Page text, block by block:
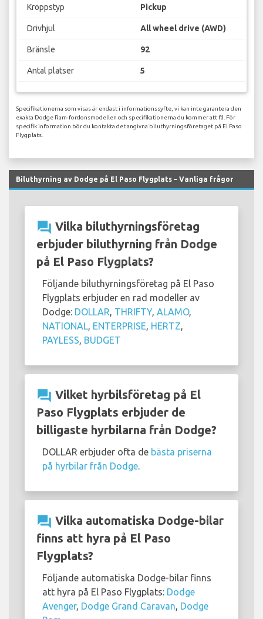
Kroppstyp Pickup
Drivhjul All wheel drive (AWD)
Bränsle 92
Antal platser 5
Specifikationerna som visas är endast i informationssyfte, vi kan inte garantera den
exakta Dodge Ram-fordonsmodellen och specifikationerna du kommer att få. För
specifik information bör du kontakta det angivna biluthyrningsföretaget på El Paso
Flygplats.
Biluthyrning av Dodge på El Paso Flygplats – Vanliga frågor
question_answer Vilka biluthyrningsföretag
erbjuder biluthyrning från Dodge
på El Paso Flygplats?
Följande biluthyrningsföretag på El Paso
Flygplats erbjuder en rad modeller av
Dodge: DOLLAR, THRIFTY, ALAMO,
NATIONAL, ENTERPRISE, HERTZ,
PAYLESS, BUDGET
question_answer Vilket hyrbilsföretag på El
Paso Flygplats erbjuder de
billigaste hyrbilarna från Dodge?
DOLLAR erbjuder ofta de bästa priserna
på hyrbilar från Dodge.
question_answer Vilka automatiska Dodge-bilar
finns att hyra på El Paso
Flygplats?
Följande automatiska Dodge-bilar finns
att hyra på El Paso Flygplats: Dodge
Avenger, Dodge Grand Caravan, Dodge